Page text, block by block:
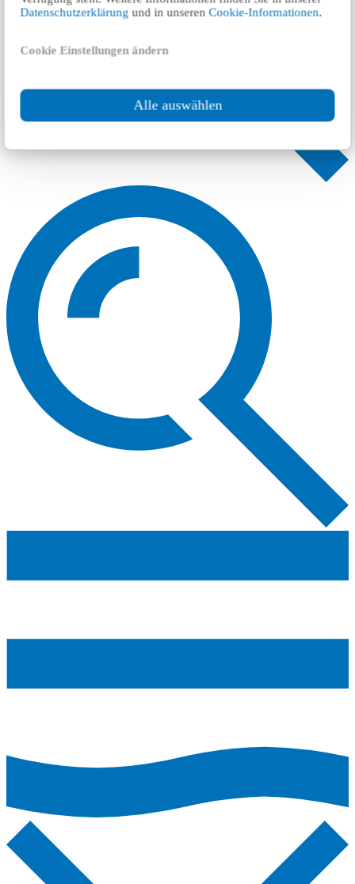
Datenschutzerklärung und in unserenCookie-Informationen.
Cookie Einstellungen ändern
Alle auswählen